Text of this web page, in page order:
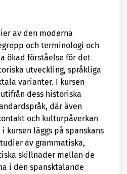
av den moderna
och terminologi och
ökad förståelse för det
utveckling, språkliga
varianter. I kursen
dess historiska
där även
och kulturpåverkan
kursen läggs på spanskans
av grammatiska,
skillnader mellan de
i den spansktalande